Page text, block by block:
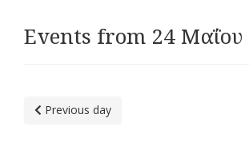
Events from 24 Μαΐου
Previous day